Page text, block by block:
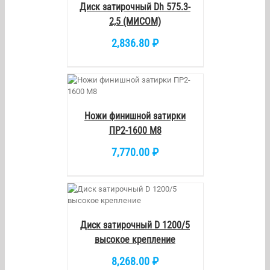
Диск затирочный Dh 575.3-
2,5 (МИСОМ)
2,836.80 ₽
Ножи финишной затирки
ПР2-1600 М8
7,770.00 ₽
Диск затирочный D 1200/5
высокое крепление
8,268.00 ₽